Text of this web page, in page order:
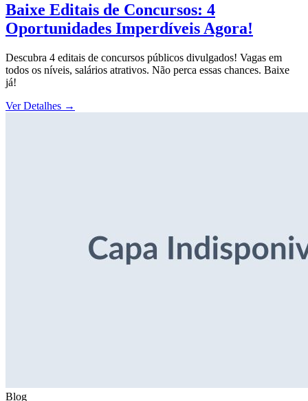
Baixe Editais de Concursos: 4
Oportunidades Imperdíveis Agora!
Descubra 4 editais de concursos públicos divulgados! Vagas em
todos os níveis, salários atrativos. Não perca essas chances. Baixe
já!
Ver Detalhes →
Blog